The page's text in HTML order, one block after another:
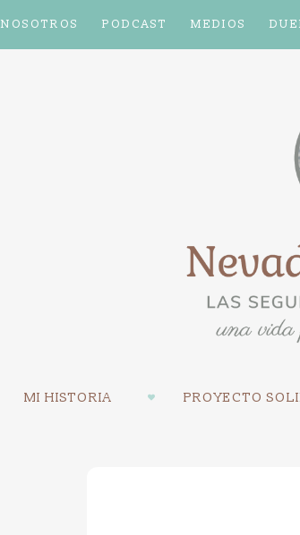
NOSOTROS PODCAST MEDIOS
MI HISTORIA PROYECTO